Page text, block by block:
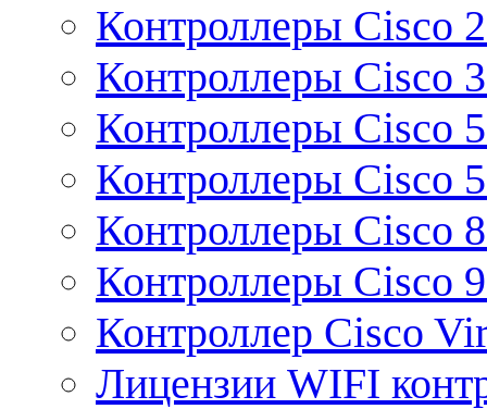
Контроллеры Cisco
Контроллеры Cisco
Контроллеры Cisco
Контроллеры Cisco
Контроллеры Cisco
Контроллеры Cisco
Контроллер Cisco
Лицензии WIFI